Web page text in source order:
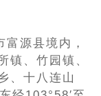
源县境内，
镇、竹园镇、
、十八连山